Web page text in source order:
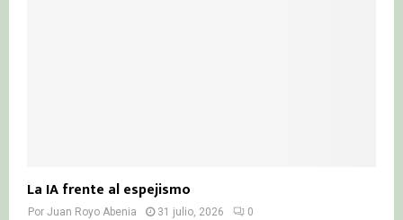
La IA frente al espejismo
Por Juan Royo Abenia 31 julio, 2026 0